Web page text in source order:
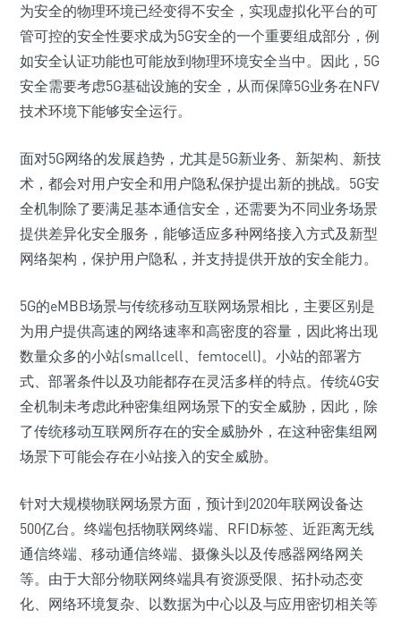
为安全的物理环境已经变得不安全，实现虚拟化平台的可
管可控的安全性要求成为5G安全的一个重要组成部分，例
如安全认证功能也可能放到物理环境安全当中。因此，5G
安全需要考虑5G基础设施的安全，从而保障5G业务在NFV
技术环境下能够安全运行。
面对5G网络的发展趋势，尤其是5G新业务、新架构、新技
术，都会对用户安全和用户隐私保护提出新的挑战。5G安
全机制除了要满足基本通信安全，还需要为不同业务场景
提供差异化安全服务，能够适应多种网络接入方式及新型
网络架构，保护用户隐私，并支持提供开放的安全能力。
5G的eMBB场景与传统移动互联网场景相比，主要区别是
为用户提供高速的网络速率和高密度的容量，因此将出现
数量众多的小站(smallcell、femtocell)。小站的部署方
式、部署条件以及功能都存在灵活多样的特点。传统4G安
全机制未考虑此种密集组网场景下的安全威胁，因此，除
了传统移动互联网所存在的安全威胁外，在这种密集组网
场景下可能会存在小站接入的安全威胁。
针对大规模物联网场景方面，预计到2020年联网设备达
500亿台。终端包括物联网终端、RFID标签、近距离无线
通信终端、移动通信终端、摄像头以及传感器网络网关
等。由于大部分物联网终端具有资源受限、拓扑动态变
化、网络环境复杂、以数据为中心以及与应用密切相关等